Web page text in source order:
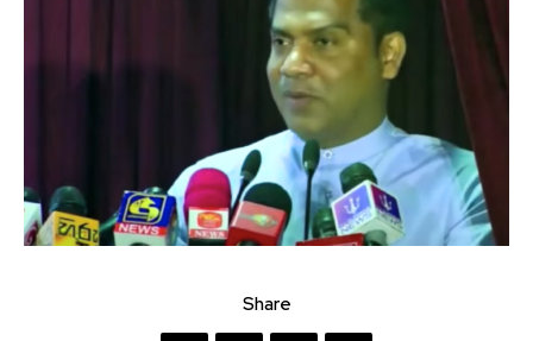
Share